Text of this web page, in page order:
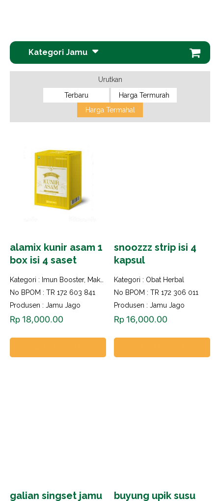
Kategori Jamu
Urutkan
Terbaru
Harga Termurah
Harga Termahal
alamix kunir asam 1
box isi 4 saset
Kategori : Imun Booster, Makanan dan Minuman Herbal
No BPOM : TR 172 603 841
Produsen : Jamu Jago
Rp18,000.00
snoozzz strip isi 4
kapsul
Kategori : Obat Herbal
No BPOM : TR 172 306 011
Produsen : Jamu Jago
Rp16,000.00
galian singset jamu buyung upik susu